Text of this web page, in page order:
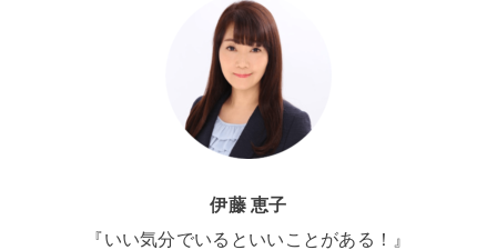
伊藤 恵子
『いい気分でいるといいことがある！』